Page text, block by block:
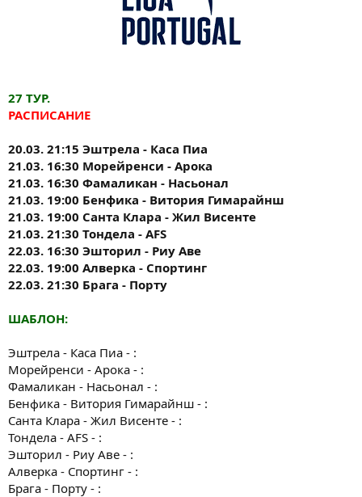
27 ТУР.
РАСПИСАНИЕ
20.03. 21:15 Эштрела - Каса Пиа
21.03. 16:30 Морейренси - Арока
21.03. 16:30 Фамаликан - Насьонал
21.03. 19:00 Бенфика - Витория Гимарайнш
21.03. 19:00 Санта Клара - Жил Висенте
21.03. 21:30 Тондела - AFS
22.03. 16:30 Эшторил - Риу Аве
22.03. 19:00 Алверка - Спортинг
22.03. 21:30 Брага - Порту
ШАБЛОН:
Эштрела - Каса Пиа - :
Морейренси - Арока - :
Фамаликан - Насьонал - :
Бенфика - Витория Гимарайнш - :
Санта Клара - Жил Висенте - :
Тондела - AFS - :
Эшторил - Риу Аве - :
Алверка - Спортинг - :
Брага - Порту - :